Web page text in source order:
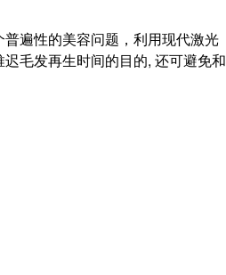
遍性的美容问题，利用现代激光
毛发再生时间的目的, 还可避免和